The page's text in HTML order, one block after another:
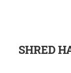
SHRED